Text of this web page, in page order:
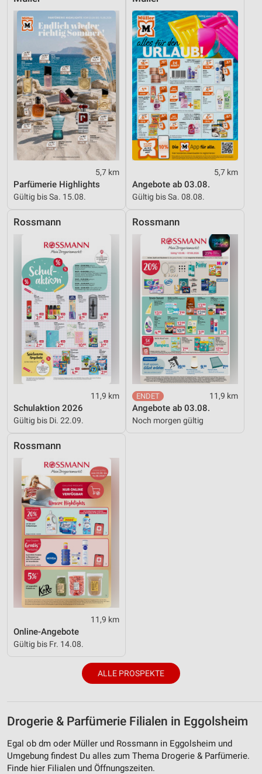
5,7 km
Parfümerie Highlights
Gültig bis Sa. 15.08.
5,7 km
Angebote ab 03.08.
Gültig bis Sa. 08.08.
Rossmann
11,9 km
Schulaktion 2026
Gültig bis Di. 22.09.
Rossmann
11,9 km
Angebote ab 03.08.
Noch morgen gültig
Rossmann
11,9 km
Online-Angebote
Gültig bis Fr. 14.08.
ALLE PROSPEKTE
Drogerie & Parfümerie Filialen in Eggolsheim
Egal ob dm oder Müller und Rossmann in Eggolsheim und
Umgebung findest Du alles zum Thema Drogerie & Parfümerie.
Finde hier Filialen und Öffnungszeiten.